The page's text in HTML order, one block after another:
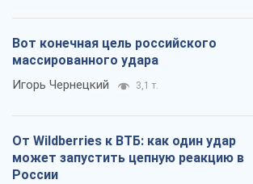
Вот конечная цель российского
массированного удара
Игорь Чернецкий 3,1 т.
От Wildberries к ВТБ: как один удар
может запустить цепную реакцию в
России